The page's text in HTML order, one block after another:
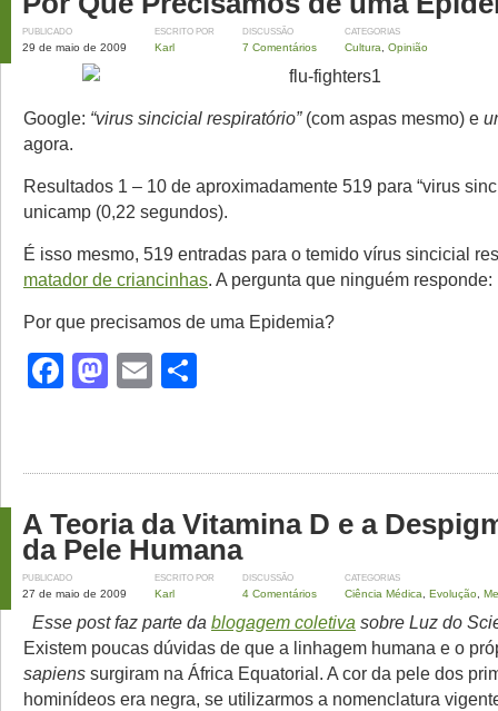
PUBLICADO
29 de maio de 2009
ESCRITO POR
Karl
DISCUSSÃO
7 Comentários
CATEGORIAS
Cultura Opinião
Google: “virus sincicial respiratório”(com aspas mesmo) e
agora.
Resultados 1 – 10 de aproximadamente 519 para “virus
unicamp (0,22 segundos).
É isso mesmo, 519 entradas para o temido vírus sincicial
matador de criancinhas. A pergunta que ninguém responde:
Por que precisamos de uma Epidemia?
Facebook
Mastodon
Email
A Teoria da Vitamina D e a
da Pele Humana
PUBLICADO
27 de maio de 2009
ESCRITO POR
Karl
DISCUSSÃO
4 Comentários
CATEGORIAS
Ciência Médica Evolução
Esse post faz parte da blogagem coletiva sobre Luz do
Existem poucas dúvidas de que a linhagem humana e o
sapiens surgiram na África Equatorial. A cor da pele dos
hominídeos era negra, se utilizarmos a nomenclatura